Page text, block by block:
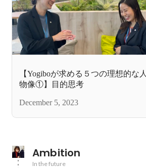
【Yogiboが求める５つの理想的な人
物像①】目的思考
December 5, 2023
Ambition
In the future